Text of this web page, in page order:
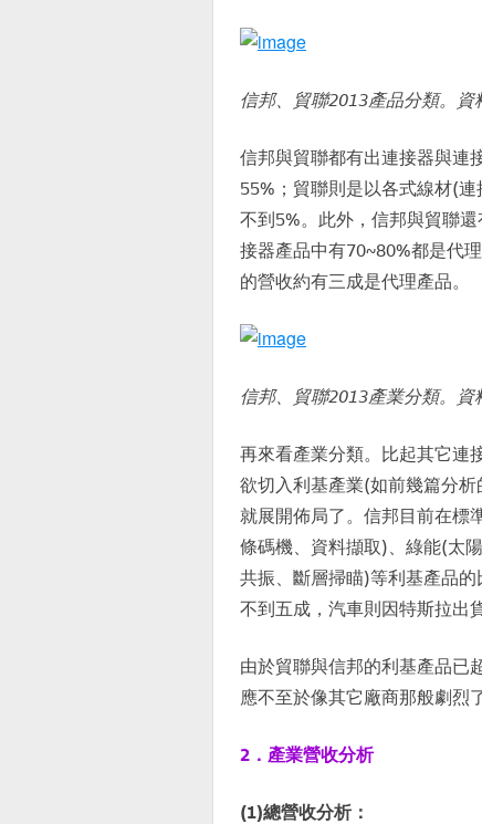
信邦、貿聯2013產品分類。資
信邦與貿聯都有出連接器與連
55%；貿聯則是以各式線材(
不到5%。此外，信邦與貿聯
接器產品中有70~80%都是代
的營收約有三成是代理產品。
信邦、貿聯2013產業分類。資
再來看產業分類。比起其它連
欲切入利基產業(如前幾篇分
就展開佈局了。信邦目前在標
條碼機、資料擷取)、綠能(太
共振、斷層掃瞄)等利基產品
不到五成，汽車則因特斯拉出
由於貿聯與信邦的利基產品已
應不至於像其它廠商那般劇烈了
2．產業營收分析
(1)總營收分析：